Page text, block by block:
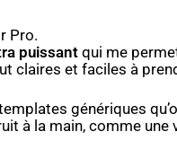
Pro.
puissant qui me
claires et faciles à
génériques
à la main, comme